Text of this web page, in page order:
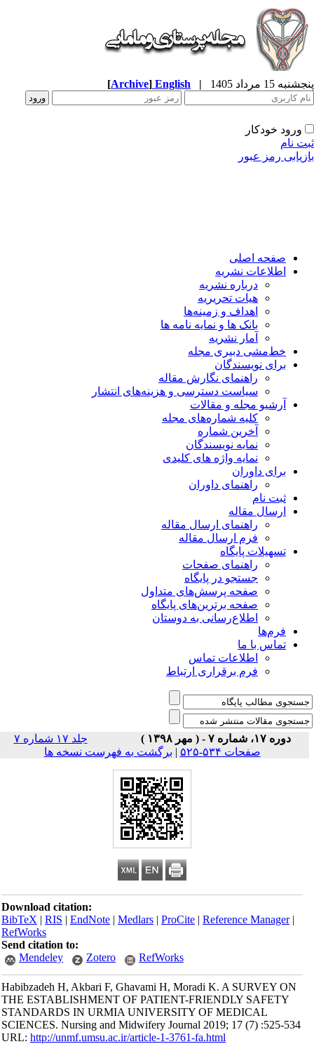
15 مرداد 1405 |
English
[Archive]
ورود خودکار
نام
رمز عبور
صفحه اصلی
اطلاعات نشریه
درباره نشریه
هیات تحریریه
اهداف و زمینه‌ها
بانک ها و نمایه نامه ها
آمار نشریه
خط‌مشی دبیری مجله
برای نویسندگان
راهنمای نگارش مقاله
سیاست دسترسی و هزینه‌های انتشار
آرشیو مجله و مقالات
کلیه شماره‌های مجله
آخرین شماره
نمایه نویسندگان
نمایه واژه های کلیدی
برای داوران
راهنمای داوران
ثبت نام
ارسال مقاله
راهنمای ارسال مقاله
فرم ارسال مقاله
تسهیلات پایگاه
راهنمای صفحات
جستجو در پایگاه
صفحه پرسش‌های متداول
صفحه برترین‌های پایگاه
اطلاع‌رسانی به دوستان
فرم‌ها
تماس با ما
اطلاعات تماس
فرم برقراری ارتباط
دوره ۱۷، شماره ۷ - ( مهر ۱۳۹۸ )
جلد ۱۷ شماره ۷
صفحات ۵۳۴-۵۲۵
|برگشت به فهرست نسخه ها
Download citation:
BibTeX|RIS|EndNote|Medlars|ProCite|Reference Manager
RefWorks
Send citation to:
Mendeley
Zotero RefWorks
Habibzadeh H, Akbari F, Ghavami H, Moradi K. A SURVEY ON
THE ESTABLISHMENT OF PATIENT-FRIENDLY SAFETY
STANDARDS IN URMIA UNIVERSITY OF MEDICAL
SCIENCES. Nursing and Midwifery Journal 2019; 17 (7) :525-534
URL:http://unmf.umsu.ac.ir/article-1-3761-fa.html